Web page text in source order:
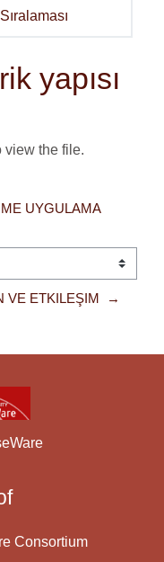
yapısı
the file.
UYGULAMA
VE ETKILEŞIM  →
Consortium